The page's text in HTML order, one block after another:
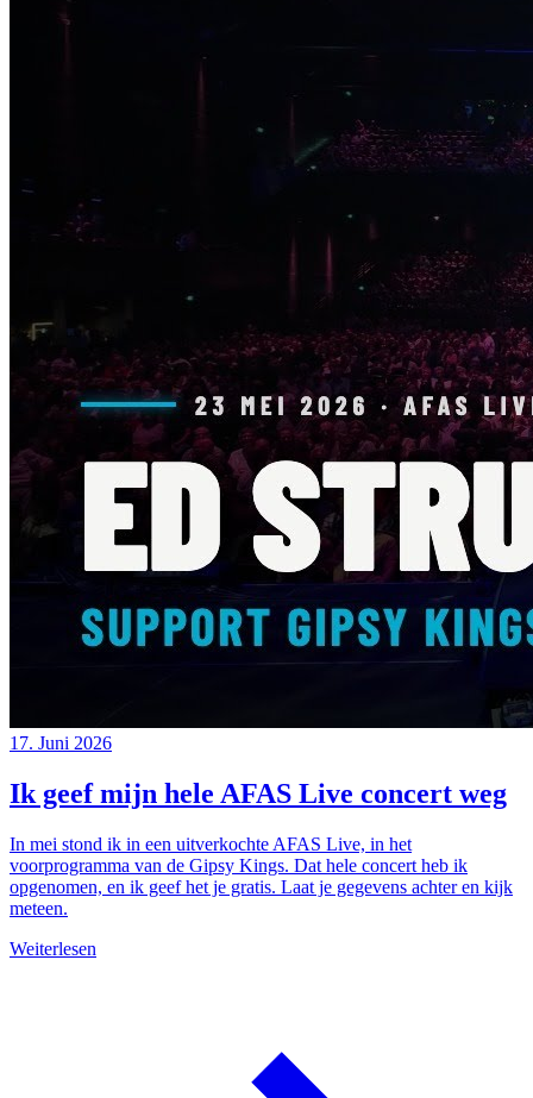
17. Juni 2026
Ik geef mijn hele AFAS Live concert weg
In mei stond ik in een uitverkochte AFAS Live, in het
voorprogramma van de Gipsy Kings. Dat hele concert heb ik
opgenomen, en ik geef het je gratis. Laat je gegevens achter en kijk
meteen.
Weiterlesen